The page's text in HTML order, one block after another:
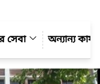
সেবা অন্যান্য